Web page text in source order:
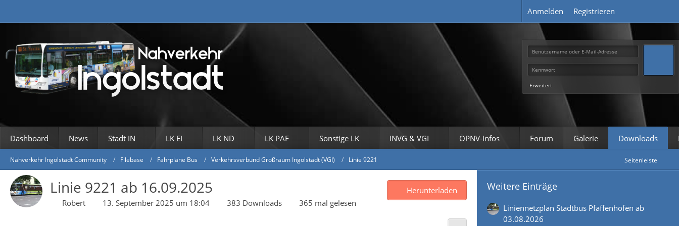
Anmelden Registrieren
Erweitert
Dashboard News Stadt IN LK EI LK ND LK PAF Sonstige LK INVG & VGI ÖPNV-Infos Forum Galerie Downloads
Nahverkehr Ingolstadt Community Filebase Fahrpläne Bus Verkehrsverbund Großraum Ingolstadt (VGI) Linie 9221 Seitenleiste
Linie 9221 ab 16.09.2025
Robert 13. September 2025 um 18:04 383 Downloads 365 mal gelesen
Herunterladen Weitere Einträge
Liniennetzplan Stadtbus Pfaffenhofen ab
03.08.2026